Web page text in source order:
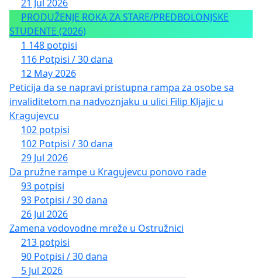
21 Jul 2026
PRODUŽENJE ROKA ZA STARE/PREDBOLONJSKE
STUDENTE (2026)
1 148 potpisi
116 Potpisi / 30 dana
12 May 2026
Peticija da se napravi pristupna rampa za osobe sa
invaliditetom na nadvoznjaku u ulici Filip Kljajic u
Kragujevcu
102 potpisi
102 Potpisi / 30 dana
29 Jul 2026
Da pružne rampe u Kragujevcu ponovo rade
93 potpisi
93 Potpisi / 30 dana
26 Jul 2026
Zamena vodovodne mreže u Ostružnici
213 potpisi
90 Potpisi / 30 dana
5 Jul 2026